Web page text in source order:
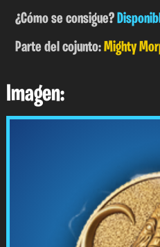
¿Cómo se consigue?
Parte del cojunto:Mighty
Imagen: